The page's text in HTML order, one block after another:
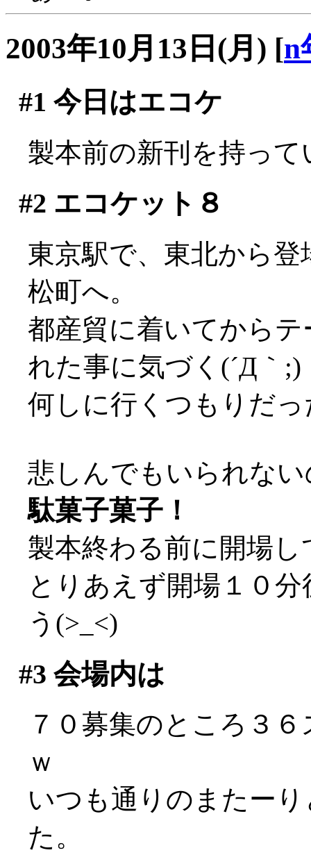
2003年10月13日(月) [n
#1 今日はエコケ
製本前の新刊を持っ
#2 エコケット８
東京駅で、東北から
松町へ。
都産貿に着いてから
れた事に気づく(´Д｀;)
何しに行くつもりだ
悲しんでもいられな
駄菓子菓子！
製本終わる前に開場
とりあえず開場１０
う(>_<)
#3 会場内は
７０募集のところ３
ｗ
いつも通りのまたー
た。